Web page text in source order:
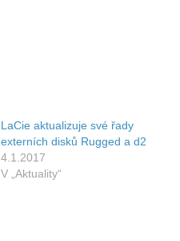
LaCie aktualizuje své řady
externích disků Rugged a d2
4.1.2017
V „Aktuality“